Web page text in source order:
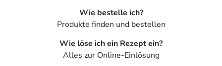
Wie bestelle ich?
Produkte finden und bestellen
Wie löse ich ein Rezept ein?
Alles zur Online-Einlösung